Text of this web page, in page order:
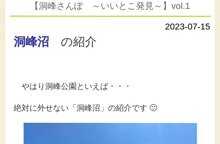
【洞峰さんぽ ～いいとこ発見～】vol.1
2023-07-15
洞峰沼 の紹介
やはり洞峰公園といえば・・・
絶対に外せない「洞峰沼」の紹介です 🙂